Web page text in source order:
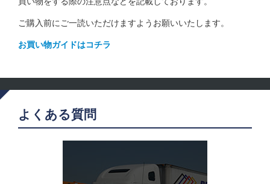
ご購入前にご一読いただけますようお願いいたします。
お買い物ガイドはコチラ
よくある質問